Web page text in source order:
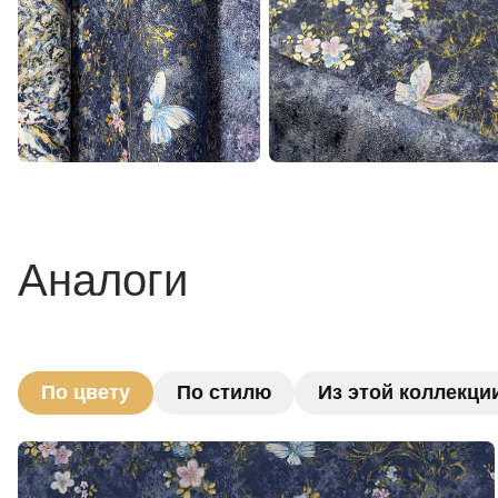
Аналоги
По цвету По стилю Из этой